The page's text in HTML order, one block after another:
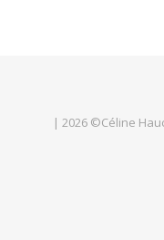
| 2026 ©Céline